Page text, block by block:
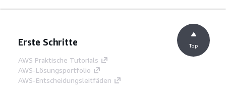
Erste Schritte
AWS Praktische Tutorials
AWS-Lösungsportfolio
AWS-Entscheidungsleitfäden
Top